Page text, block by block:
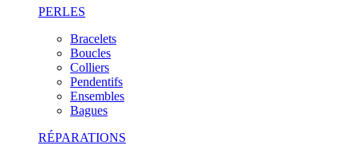
PERLES
Bracelets
Boucles
Colliers
Pendentifs
Ensembles
Bagues
RÉPARATIONS